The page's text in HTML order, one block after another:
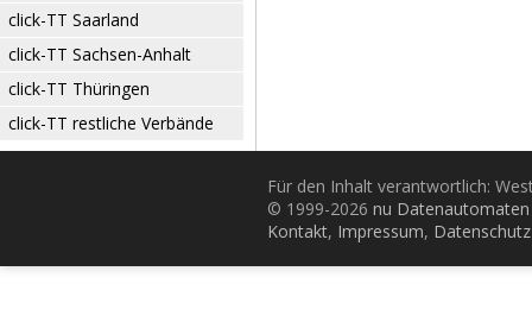
click-TT Saarland
click-TT Sachsen-Anhalt
click-TT Thüringen
click-TT restliche Verbände
Für den Inhalt verantwortlich:
© 1999-2026 nu
Kontakt, Impressum, Datenschutz